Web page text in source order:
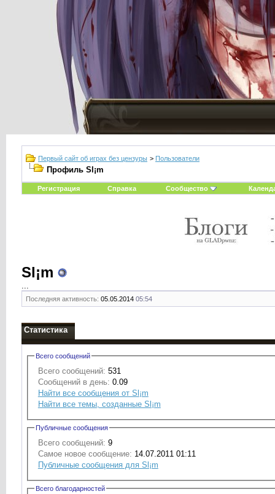
Первый сайт об играх без цензуры > Пользователи
Профиль Sl¡m
Регистрация Справка Сообщество
Sl¡m
...
Последняя активность: 05.05.2014 05:54
Статистика
Всего сообщений
Всего сообщений: 531
Сообщений в день: 0.09
Найти все сообщения от Sl¡m
Найти все темы, созданные Sl¡m
Публичные сообщения
Всего сообщений: 9
Самое новое сообщение: 14.07.2011 01:11
Публичные сообщения для Sl¡m
Всего благодарностей